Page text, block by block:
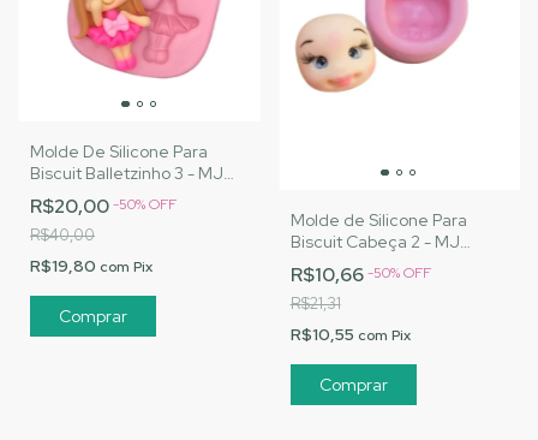
Molde De Silicone Para
Biscuit Balletzinho 3 - MJ
Artesanatos |Cód. 3143
R$20,00-50%OFF
R$40,00
R$19,80 com Pix
Molde de Silicone Para
Biscuit Cabeça 2 - MJ
Artesanatos |Cód. 3062
R$10,66-50%OFF
R$21,31
R$10,55 com Pix